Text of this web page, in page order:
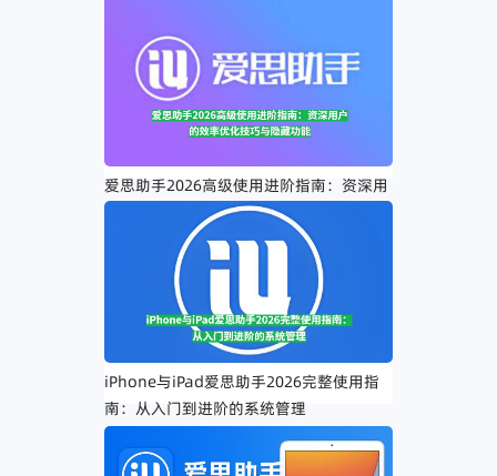
爱思助手2026高级使用进阶指南：资深用
户的效率优化技巧与隐藏功能
iPhone与iPad爱思助手2026完整使用指
南：从入门到进阶的系统管理